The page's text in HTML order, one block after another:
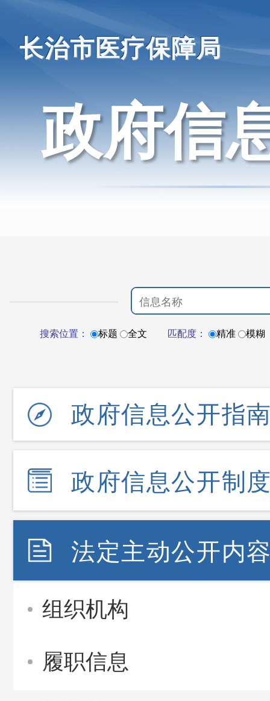
长治市医疗保障局
政府信
搜索位置： 标题 全文 匹配度： 精准 模糊
政府信息公开指
政府信息公开制
法定主动公开内
组织机构
履职信息